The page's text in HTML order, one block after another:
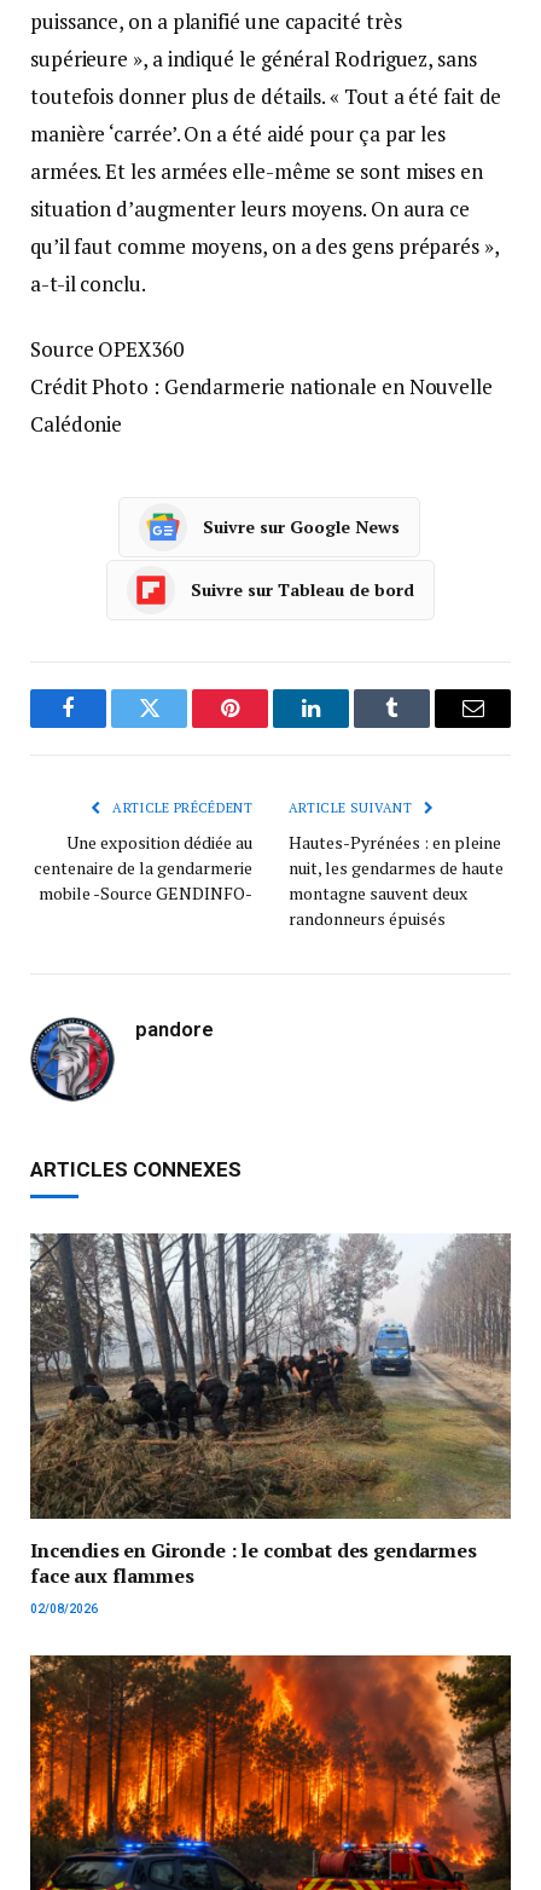
puissance, on a planifié une capacité très
supérieure », a indiqué le général Rodriguez, sans
toutefois donner plus de détails. « Tout a été fait de
manière ‘carrée’. On a été aidé pour ça par les
armées. Et les armées elle-même se sont mises en
situation d’augmenter leurs moyens. On aura ce
qu’il faut comme moyens, on a des gens préparés »,
a-t-il conclu.
Source OPEX360
Crédit Photo : Gendarmerie nationale en Nouvelle
Calédonie
Suivre sur Google News
Suivre sur Tableau de bord
FacebookTwitter Pinterest LinkedInTumblr
ARTICLE PRÉCÉDENT
Une exposition dédiée au
centenaire de la gendarmerie
mobile -Source GENDINFO-
ARTICLE SUIVANT
Hautes-Pyrénées : en pleine
nuit, les gendarmes de haute
montagne sauvent deux
randonneurs épuisés
pandore
ARTICLES CONNEXES
Incendies en Gironde : le combat des gendarmes
face aux flammes
02/08/2026